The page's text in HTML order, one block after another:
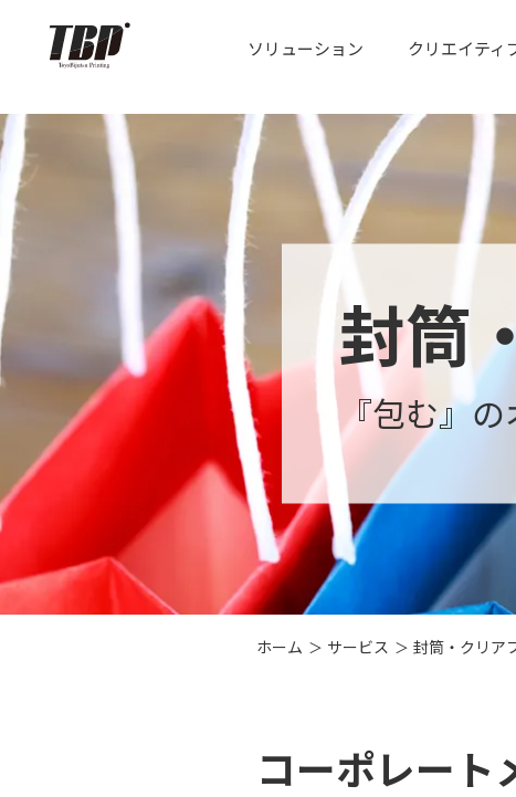
ソリューション クリエイティ
封筒
『包む』
ホーム サービス 封筒・クリア
コーポレート